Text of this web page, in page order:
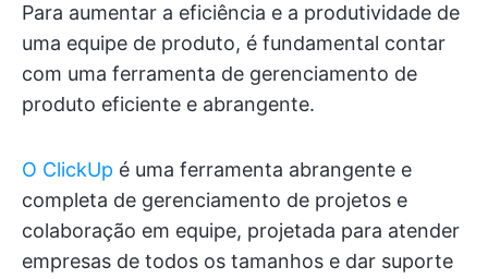
Para aumentar a eficiência e a produtividade de
uma equipe de produto, é fundamental contar
com uma ferramenta de gerenciamento de
produto eficiente e abrangente.
O ClickUp é uma ferramenta abrangente e
completa de gerenciamento de projetos e
colaboração em equipe, projetada para atender
empresas de todos os tamanhos e dar suporte